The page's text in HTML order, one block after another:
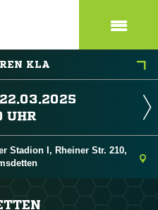
KLA

Stadion I, Rheiner Str. 210,